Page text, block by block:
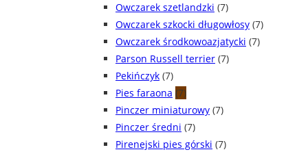
Owczarek szetlandzki (7)
Owczarek szkocki długowłosy (7)
Owczarek środkowoazjatycki (7)
Parson Russell terrier (7)
Pekińczyk (7)
Pies faraona (7)
Pinczer miniaturowy (7)
Pinczer średni (7)
Pirenejski pies górski (7)